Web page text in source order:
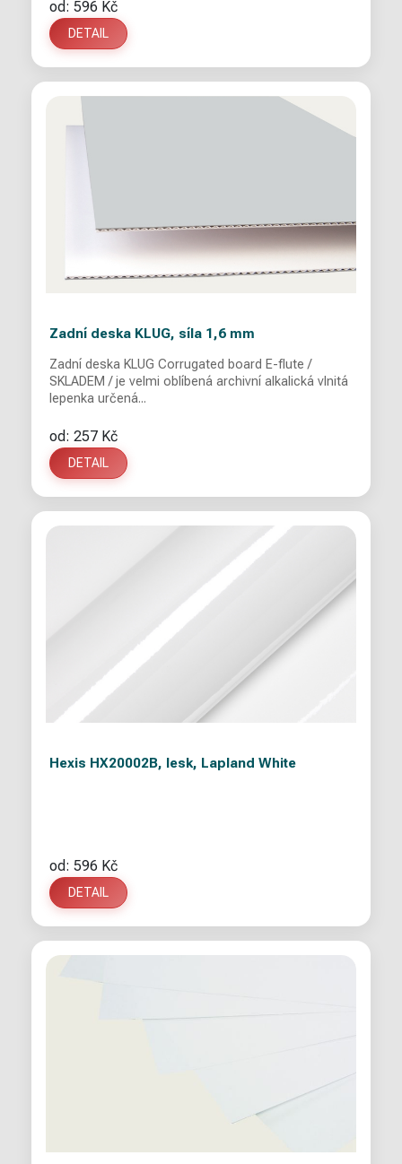
od: 596 Kč
DETAIL
Zadní deska KLUG, síla 1,6 mm
Zadní deska KLUG Corrugated board E-flute /
SKLADEM / je velmi oblíbená archivní alkalická vlnitá
lepenka určená...
od: 257 Kč
DETAIL
Hexis HX20002B, lesk, Lapland White
od: 596 Kč
DETAIL